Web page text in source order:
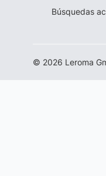
Búsquedas
© 2026 Leroma